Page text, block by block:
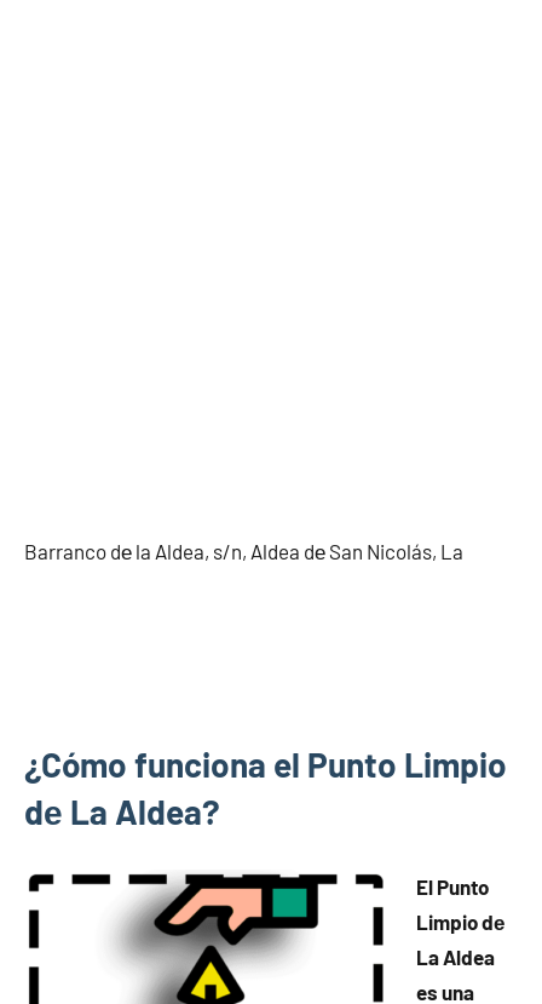
Barranco dе la Aldea, s/n, Aldea dе San Nicolás, La
¿Cómo funciona el Punto Limpio
dе La Aldea?
El Punto
Limpio dе
La Aldea
es una